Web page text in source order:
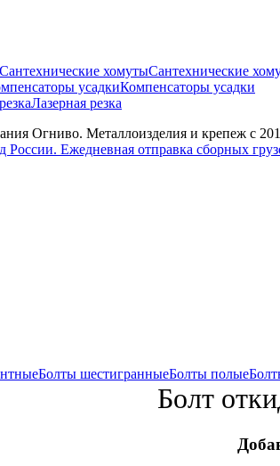
Сантехнические
Компенсаторы усадки
Лазерная резка
Огниво. Металлоизделия и крепеж с
России. Ежедневная отправка сборных
Болты шестигранныеБолты полые
Болт